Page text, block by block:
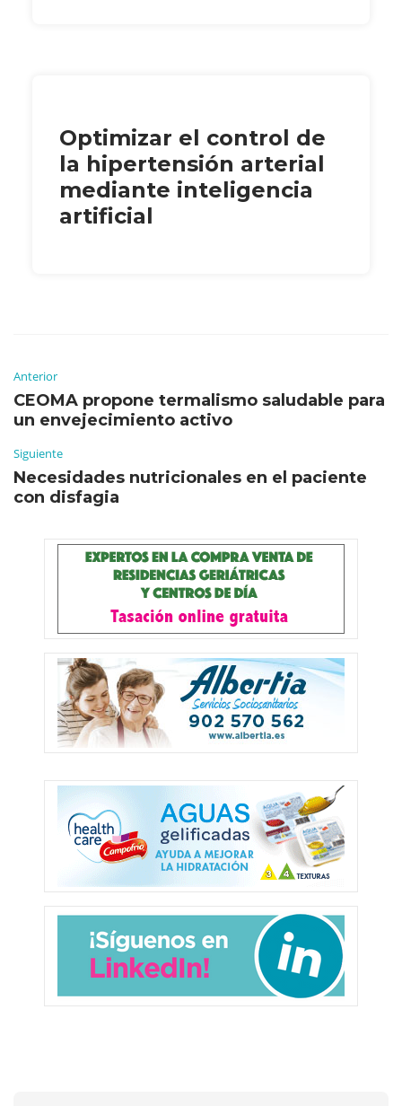
Optimizar el control de
la hipertensión arterial
mediante inteligencia
artificial
Anterior
CEOMA propone termalismo saludable para
un envejecimiento activo
Siguiente
Necesidades nutricionales en el paciente
con disfagia